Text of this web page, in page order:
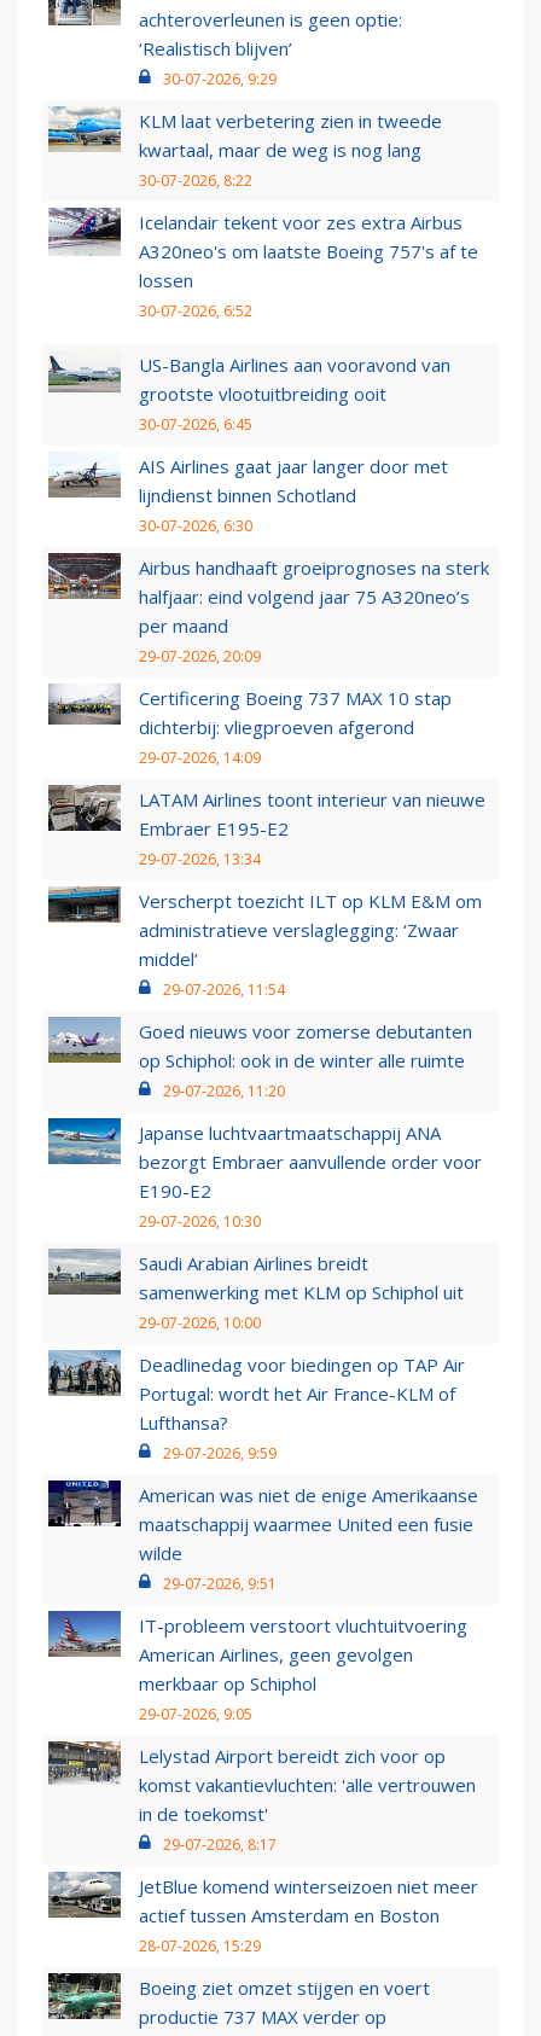
achteroverleunen is geen optie:
‘Realistisch blijven’
30-07-2026, 9:29
KLM laat verbetering zien in tweede
kwartaal, maar de weg is nog lang
30-07-2026, 8:22
Icelandair tekent voor zes extra Airbus
A320neo's om laatste Boeing 757's af te
lossen
30-07-2026, 6:52
US-Bangla Airlines aan vooravond van
grootste vlootuitbreiding ooit
30-07-2026, 6:45
AIS Airlines gaat jaar langer door met
lijndienst binnen Schotland
30-07-2026, 6:30
Airbus handhaaft groeiprognoses na sterk
halfjaar: eind volgend jaar 75 A320neo’s
per maand
29-07-2026, 20:09
Certificering Boeing 737 MAX 10 stap
dichterbij: vliegproeven afgerond
29-07-2026, 14:09
LATAM Airlines toont interieur van nieuwe
Embraer E195-E2
29-07-2026, 13:34
Verscherpt toezicht ILT op KLM E&M om
administratieve verslaglegging: ‘Zwaar
middel’
29-07-2026, 11:54
Goed nieuws voor zomerse debutanten
op Schiphol: ook in de winter alle ruimte
29-07-2026, 11:20
Japanse luchtvaartmaatschappij ANA
bezorgt Embraer aanvullende order voor
E190-E2
29-07-2026, 10:30
Saudi Arabian Airlines breidt
samenwerking met KLM op Schiphol uit
29-07-2026, 10:00
Deadlinedag voor biedingen op TAP Air
Portugal: wordt het Air France-KLM of
Lufthansa?
29-07-2026, 9:59
American was niet de enige Amerikaanse
maatschappij waarmee United een fusie
wilde
29-07-2026, 9:51
IT-probleem verstoort vluchtuitvoering
American Airlines, geen gevolgen
merkbaar op Schiphol
29-07-2026, 9:05
Lelystad Airport bereidt zich voor op
komst vakantievluchten: 'alle vertrouwen
in de toekomst'
29-07-2026, 8:17
JetBlue komend winterseizoen niet meer
actief tussen Amsterdam en Boston
28-07-2026, 15:29
Boeing ziet omzet stijgen en voert
productie 737 MAX verder op